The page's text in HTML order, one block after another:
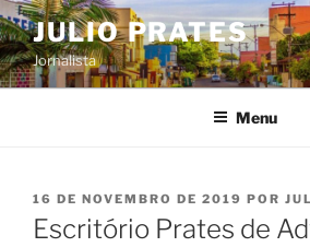
Pular
para
o
conteúdo
JULIO PRATES
Jornalista
Menu
PUBLICADO
EM
16 DE NOVEMBRO DE 2019 POR
Escritório Prates de